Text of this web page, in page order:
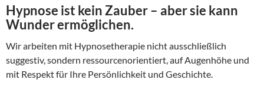
Hypnose ist kein Zauber – aber sie kann
Wunder ermöglichen.
Wir arbeiten mit Hypnosetherapie nicht ausschließlich
suggestiv, sondern ressourcenorientiert, auf Augenhöhe und
mit Respekt für Ihre Persönlichkeit und Geschichte.